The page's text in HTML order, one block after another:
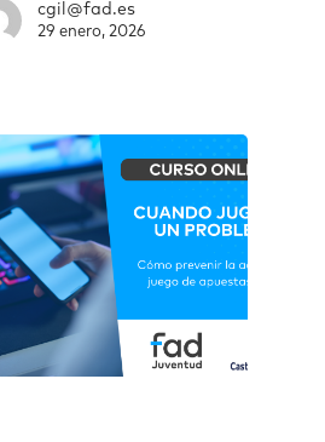
cgil@fad.es
29 enero, 2026